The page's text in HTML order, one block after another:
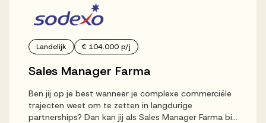
Landelijk € 104.000 p/j
Sales Manager Farma
Ben jij op je best wanneer je complexe commerciële
trajecten weet om te zetten in langdurige
partnerships? Dan kan jij als Sales Manager Farma bij